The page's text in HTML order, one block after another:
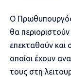
Ο Πρωθυπουργός
θα
επεκταθούν και
οποίοι έχουν
τους στη